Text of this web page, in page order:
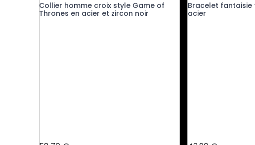
Collier homme croix style Game of
Thrones en acier et zircon noir
Bracelet fantaisie
acier